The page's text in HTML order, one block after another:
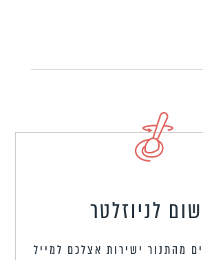
לניוזלטר
מהתנור ישירות אצלכם למייל